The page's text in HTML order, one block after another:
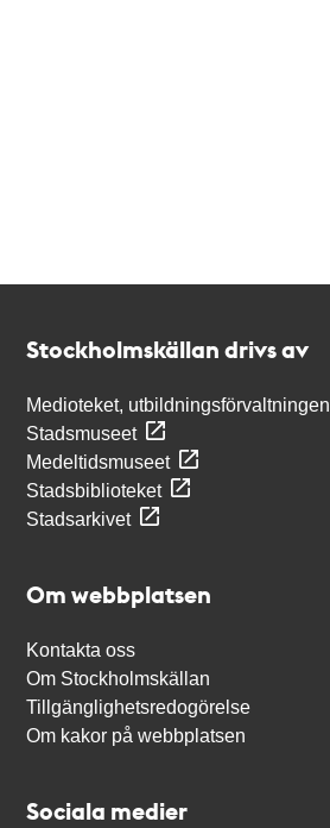
Stockholmskällan drivs av
Medioteket, utbildningsförvaltningen
Stadsmuseet
Medeltidsmuseet
Stadsbiblioteket
Stadsarkivet
Om webbplatsen
Kontakta oss
Om Stockholmskällan
Tillgänglighetsredogörelse
Om kakor på webbplatsen
Sociala medier